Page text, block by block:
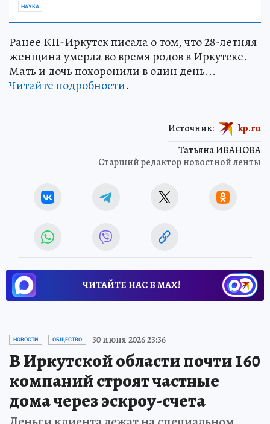
НАУКА
Ранее КП-Иркутск писала о том, что 28-летняя
женщина умерла во время родов в Иркутске.
Мать и дочь похоронили в один день...
Читайте подробности.
Татьяна ИВАНОВА
Старший редактор новостной ленты
Источник: kp.ru
ЧИТАЙТЕ НАС В МАХ!
НОВОСТИ ОБЩЕСТВО 30 июня 2026 23:36
В Иркутской области почти 160
компаний строят частные
дома через эскроу-счета